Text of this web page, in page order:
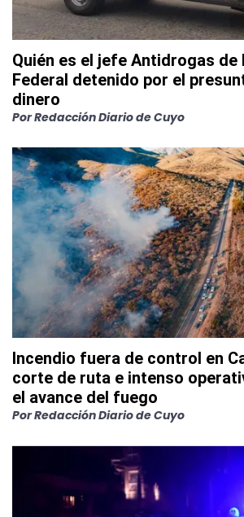
Quién es el jefe Antidrogas de
Federal detenido por el
dinero
PorRedacción Diario de Cuyo
Incendio fuera de control en
corte de ruta e intenso
el avance del fuego
PorRedacción Diario de Cuyo